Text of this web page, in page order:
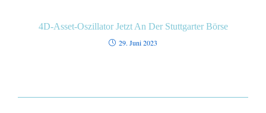
4D-Asset-Oszillator Jetzt An Der Stuttgarter Börse
29. Juni 2023